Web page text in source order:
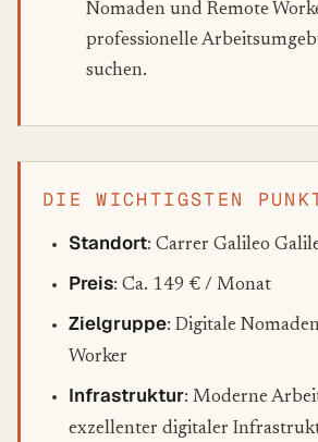
Nomaden und Remote
professionelle
suchen.
DIE WICHTIGSTEN
Standort: Carrer Galileo
Preis: Ca. 149 € / Monat
Zielgruppe: Digitale
Worker
Infrastruktur: Moderne
exzellenter digitaler